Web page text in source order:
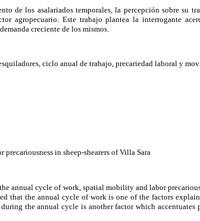
de los asalariados temporales, la percepción sobre su
agropecuario. Este trabajo plantea la interrogante
creciente de los mismos.
ciclo anual de trabajo, precariedad laboral y
in sheep-shearers of Villa Sara
annual cycle of work, spatial mobility and labor
that the annual cycle of work is one of the factors
the annual cycle is another factor which accentuates